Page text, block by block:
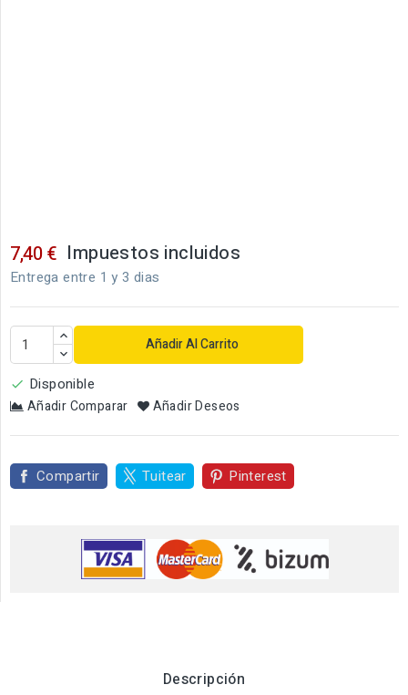
7,40 € Impuestos incluidos
Entrega entre 1 y 3 dias
Añadir Al Carrito
 Disponible
Añadir Comparar Añadir Deseos
Compartir Tuitear Pinterest
Descripción